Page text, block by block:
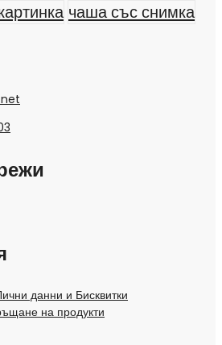
чаша със снимка
данни и Бисквитки
на продукти